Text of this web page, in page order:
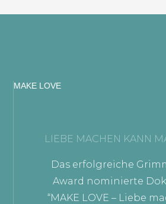
MAKE LOVE
LIEBE MACHEN KANN
Das erfolgreiche
Award nominierte
“MAKE LOVE – Liebe